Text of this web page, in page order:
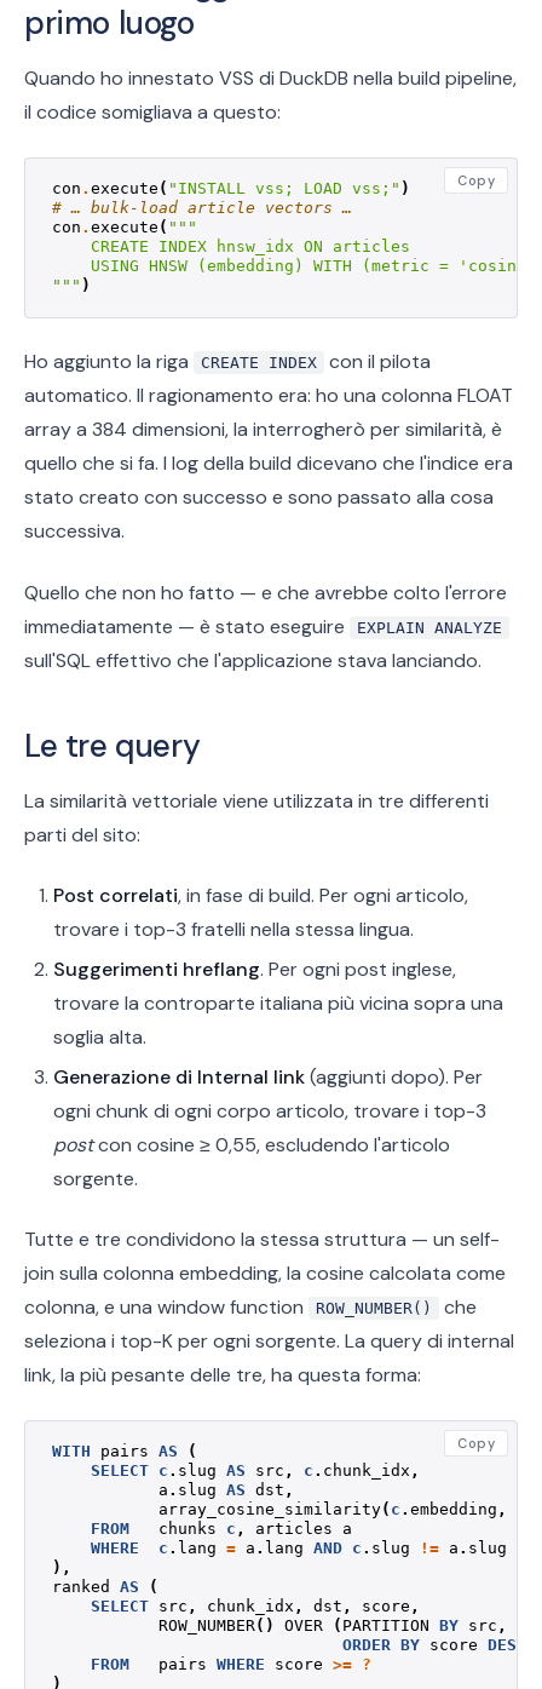
primo luogo
Quando ho innestato VSS di DuckDB nella build pipeline,
il codice somigliava a questo:
con . execute ( "INSTALL vss; LOAD vss;" )
# … bulk-load article vectors …
con . execute ( """
    CREATE INDEX hnsw_idx ON articles
USING HNSW (embedding) WITH (metric =
""" )
Copy
Ho aggiunto la riga CREATE INDEX
con il pilota
automatico. Il ragionamento era: ho una colonna FLOAT
array a 384 dimensioni, la interrogherò per similarità, è
quello che si fa. I log della build dicevano che l'indice era
stato creato con successo e sono passato alla cosa
successiva.
Quello che non ho fatto — e che avrebbe colto l'errore
immediatamente — è stato eseguire
EXPLAIN ANALYZE
sull'SQL effettivo che l'applicazione stava lanciando.
Le tre query
La similarità vettoriale viene utilizzata in tre differenti
parti del sito:
Post correlati, in fase di build. Per ogni articolo,
trovare i top-3 fratelli nella stessa lingua.
Suggerimenti hreflang. Per ogni post inglese,
trovare la controparte italiana più vicina sopra una
soglia alta.
Generazione di Internal link(aggiunti dopo). Per
ogni chunk di ogni corpo articolo, trovare i top-3
postcon cosine ≥ 0,55, escludendo l'articolo
sorgente.
Tutte e tre condividono la stessa struttura — un self-
join sulla colonna embedding, la cosine calcolata come
colonna, e una window function
ROW_NUMBER()
che
seleziona i top-K per ogni sorgente. La query di internal
link, la più pesante delle tre, ha questa forma:
WITH pairs AS
(
SELECT
c . slug AS src , c . chunk_idx ,
a . slug AS dst ,
array_cosine_similarity( c . embedding ,
FROM
chunks c , articles
a
WHERE
c . lang = a . lang AND c . slug != a . slug
),
ranked
AS
(
SELECT
src , chunk_idx , dst , score ,
ROW_NUMBER() OVER ( PARTITION BY src ,
ORDER BY score DESC
FROM
pairs WHERE score >=
?
)
Copy